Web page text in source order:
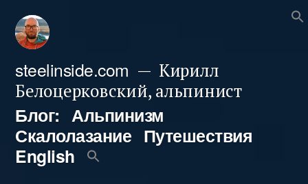
Перейти
содержимому
steelinside.com
Кирилл
Белоцерковский, альпинист
Блог: Альпинизм
Скалолазание Путешествия
English